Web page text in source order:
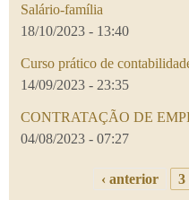
Salário-família
18/10/2023 - 13:40
Curso prático de
14/09/2023 - 23:35
CONTRATAÇÃO DE
04/08/2023 - 07:27
‹ anterior 3